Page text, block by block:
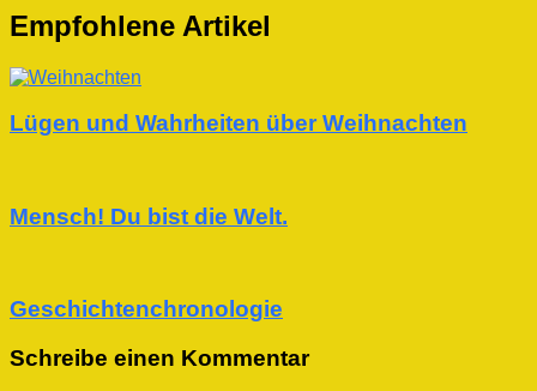
Empfohlene Artikel
Lügen und Wahrheiten über Weihnachten
Mensch! Du bist die Welt.
Geschichtenchronologie
Schreibe einen Kommentar